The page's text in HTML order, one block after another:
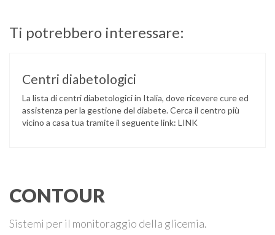
Ti potrebbero interessare:
Centri diabetologici
La lista di centri diabetologici in Italia, dove ricevere cure ed
assistenza per la gestione del diabete. Cerca il centro più
vicino a casa tua tramite il seguente link: LINK
CONTOUR
Sistemi per il monitoraggio della glicemia.